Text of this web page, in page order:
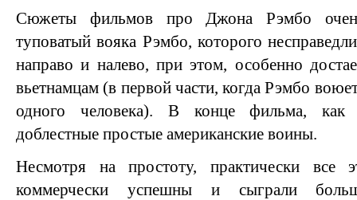
Сюжеты фильмов про Джона Рэмбо
туповатый вояка Рэмбо, которого
направо и налево, при этом, особенно
вьетнамцам (в первой части, когда Рэмбо
одного человека). В конце фильма, как
доблестные простые американские воины.
Несмотря на простоту, практически
коммерчески успешны и сыграли